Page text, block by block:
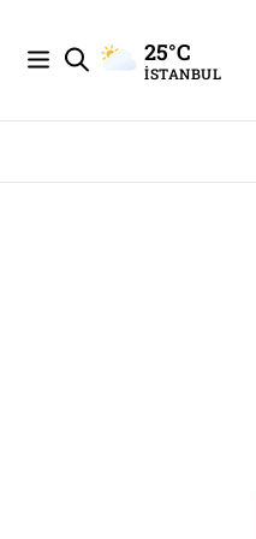
25°C
İSTANBUL